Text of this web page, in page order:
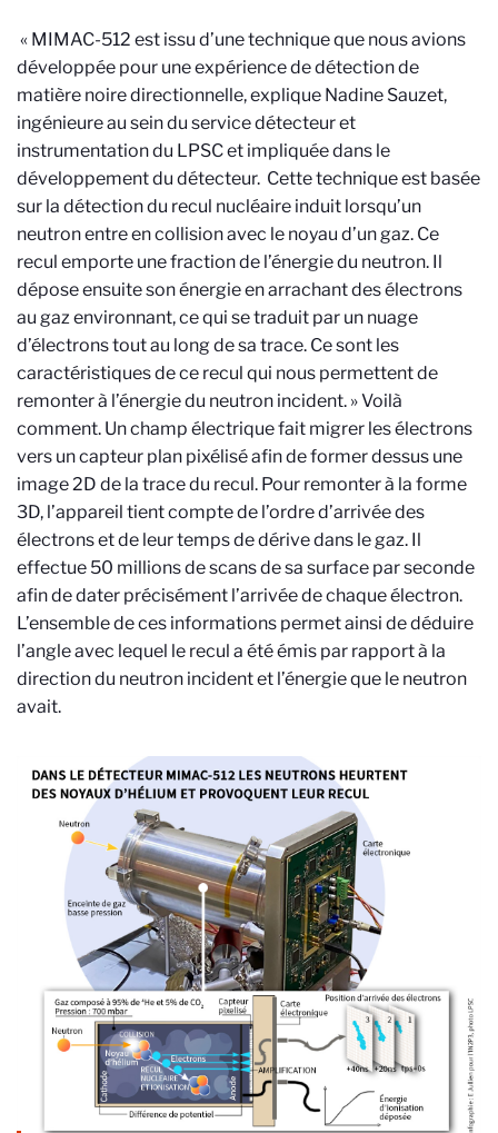
« MIMAC-512 est issu d’une technique que nous avions
développée pour une expérience de détection de
matière noire directionnelle, explique Nadine Sauzet,
ingénieure au sein du service détecteur et
instrumentation du LPSC et impliquée dans le
développement du détecteur. Cette technique est basée
sur la détection du recul nucléaire induit lorsqu’un
neutron entre en collision avec le noyau d’un gaz. Ce
recul emporte une fraction de l’énergie du neutron. Il
dépose ensuite son énergie en arrachant des électrons
au gaz environnant, ce qui se traduit par un nuage
d’électrons tout au long de sa trace. Ce sont les
caractéristiques de ce recul qui nous permettent de
remonter à l’énergie du neutron incident. » Voilà
comment. Un champ électrique fait migrer les électrons
vers un capteur plan pixélisé afin de former dessus une
image 2D de la trace du recul. Pour remonter à la forme
3D, l’appareil tient compte de l’ordre d’arrivée des
électrons et de leur temps de dérive dans le gaz. Il
effectue 50 millions de scans de sa surface par seconde
afin de dater précisément l’arrivée de chaque électron.
L’ensemble de ces informations permet ainsi de déduire
l’angle avec lequel le recul a été émis par rapport à la
direction du neutron incident et l’énergie que le neutron
avait.